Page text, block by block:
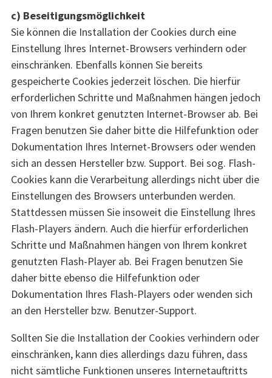
c) Beseitigungsmöglichkeit
Sie können die Installation der Cookies durch eine
Einstellung Ihres Internet-Browsers verhindern oder
einschränken. Ebenfalls können Sie bereits
gespeicherte Cookies jederzeit löschen. Die hierfür
erforderlichen Schritte und Maßnahmen hängen jedoch
von Ihrem konkret genutzten Internet-Browser ab. Bei
Fragen benutzen Sie daher bitte die Hilfefunktion oder
Dokumentation Ihres Internet-Browsers oder wenden
sich an dessen Hersteller bzw. Support. Bei sog. Flash-
Cookies kann die Verarbeitung allerdings nicht über die
Einstellungen des Browsers unterbunden werden.
Stattdessen müssen Sie insoweit die Einstellung Ihres
Flash-Players ändern. Auch die hierfür erforderlichen
Schritte und Maßnahmen hängen von Ihrem konkret
genutzten Flash-Player ab. Bei Fragen benutzen Sie
daher bitte ebenso die Hilfefunktion oder
Dokumentation Ihres Flash-Players oder wenden sich
an den Hersteller bzw. Benutzer-Support.
Sollten Sie die Installation der Cookies verhindern oder
einschränken, kann dies allerdings dazu führen, dass
nicht sämtliche Funktionen unseres Internetauftritts